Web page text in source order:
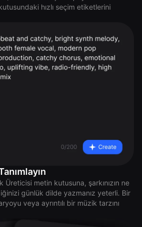
hızlı seçim etiketlerini
metin kutusuna, şarkınızın ne
günlük dilde yazmanız yeterli. Bir
veya ayrıntılı bir müzik tarzını